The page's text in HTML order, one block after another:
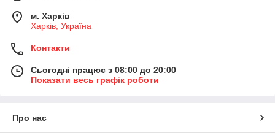
м. Харків
Харків, Україна
Контакти
Сьогодні працює з 08:00 до 20:00
Показати весь графік роботи
Про нас